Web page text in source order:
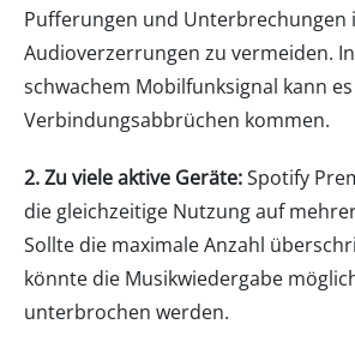
Pufferungen und Unterbrechungen
Audioverzerrungen zu vermeiden.
schwachem Mobilfunksignal kann
Verbindungsabbrüchen kommen.
2. Zu viele aktive Geräte:Spotify
die gleichzeitige Nutzung auf
Sollte die maximale Anzahl
könnte die Musikwiedergabe
unterbrochen werden.